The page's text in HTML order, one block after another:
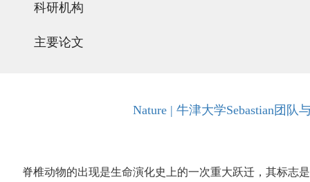
科研机构
主要论文
Nature | 牛津大学Sebastian团
脊椎动物的出现是生命演化史上的一次重大跃迁，其标志